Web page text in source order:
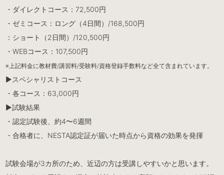
・ダイレクトコース：72,500円
・ゼミコース：ロング（4日間）/168,500円
：ショート（2日間）/120,500円
・WEBコース：107,500円
※上記料金に教材費/講習料/受験料/資格登録手数料など全て含まれています。
▶︎スペシャリストコース
・各コース：63,000円
▶︎試験結果
・認定試験後、約4〜6週間
・合格者に、NESTA認定証が届いた時点から資格の効果を発揮
試験会場が3カ所のため、近辺の方は受講しやすいかと思います。